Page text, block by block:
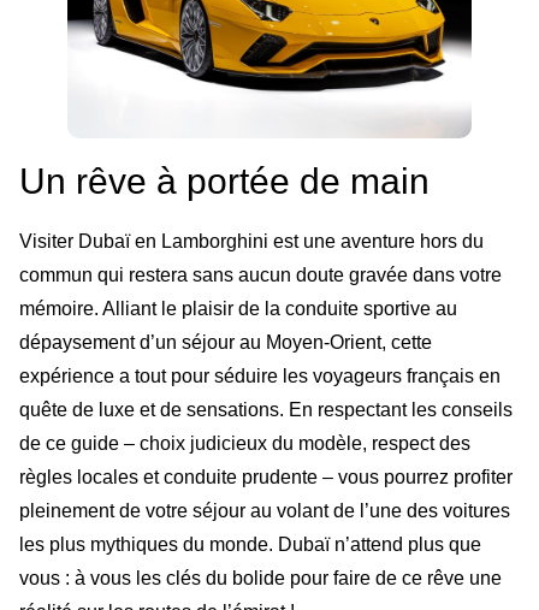
Un rêve à portée de main
Visiter Dubaï en Lamborghini est une aventure hors du
commun qui restera sans aucun doute gravée dans votre
mémoire. Alliant le plaisir de la conduite sportive au
dépaysement d’un séjour au Moyen-Orient, cette
expérience a tout pour séduire les voyageurs français en
quête de luxe et de sensations. En respectant les conseils
de ce guide – choix judicieux du modèle, respect des
règles locales et conduite prudente – vous pourrez profiter
pleinement de votre séjour au volant de l’une des voitures
les plus mythiques du monde. Dubaï n’attend plus que
vous : à vous les clés du bolide pour faire de ce rêve une